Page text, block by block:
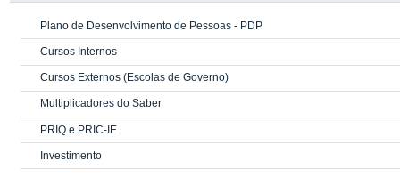
Plano de Desenvolvimento de Pessoas - PDP
Cursos Internos
Cursos Externos (Escolas de Governo)
Multiplicadores do Saber
PRIQ e PRIC-IE
Investimento